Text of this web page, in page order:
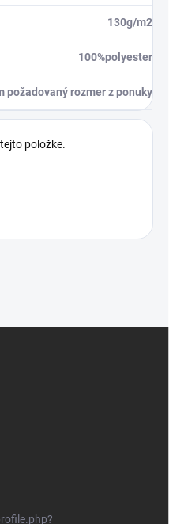
130g/m2
100%polyester
požadovaný rozmer z ponuky
položke.